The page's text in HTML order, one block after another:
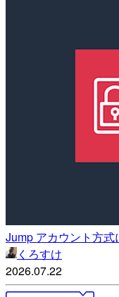
Jump アカウント方
くろすけ
2026.07.22